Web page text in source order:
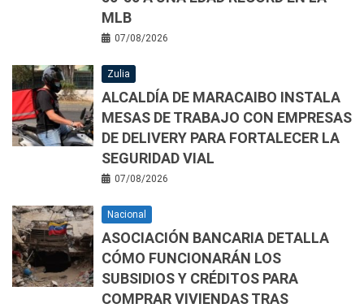
MLB
07/08/2026
Zulia
ALCALDÍA DE MARACAIBO INSTALA
MESAS DE TRABAJO CON EMPRESAS
DE DELIVERY PARA FORTALECER LA
SEGURIDAD VIAL
07/08/2026
Nacional
ASOCIACIÓN BANCARIA DETALLA
CÓMO FUNCIONARÁN LOS
SUBSIDIOS Y CRÉDITOS PARA
COMPRAR VIVIENDAS TRAS